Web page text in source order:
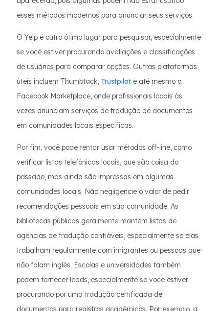
esses métodos modernos para anunciar seus serviços.
O Yelp é outro ótimo lugar para pesquisar, especialmente
se você estiver procurando avaliações e classificações
de usuários para comparar opções. Outras plataformas
úteis incluem Thumbtack, Trustpilot e até mesmo o
Facebook Marketplace, onde profissionais locais às
vezes anunciam serviços de tradução de documentos
em comunidades locais específicas.
Por fim, você pode tentar usar métodos off-line, como
verificar listas telefônicas locais, que são coisa do
passado, mas ainda são impressas em algumas
comunidades locais. Não negligencie o valor de pedir
recomendações pessoais em sua comunidade. As
bibliotecas públicas geralmente mantêm listas de
agências de tradução confiáveis, especialmente se elas
trabalham regularmente com imigrantes ou pessoas que
não falam inglês. Escolas e universidades também
podem fornecer leads, especialmente se você estiver
procurando por uma tradução certificada de
documentos para registros acadêmicos. Por exemplo, a